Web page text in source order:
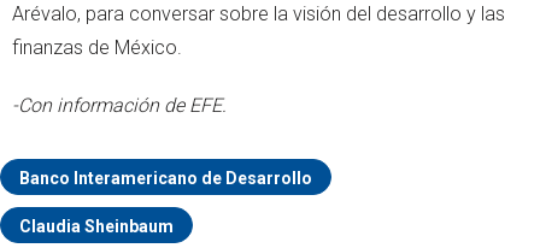
Arévalo, para conversar sobre la visión del desarrollo y las
finanzas de México.
-Con información de EFE.
Banco Interamericano de Desarrollo
Claudia Sheinbaum